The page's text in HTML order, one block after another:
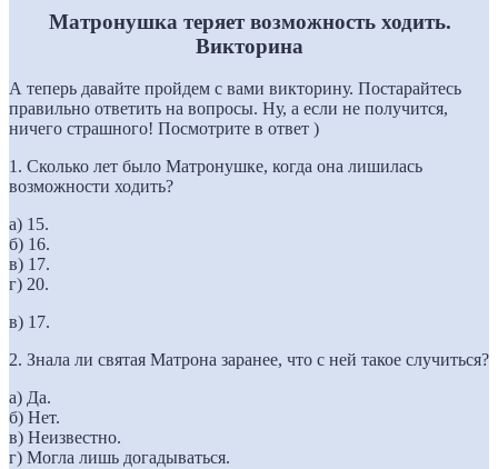
Матронушка теряет возможность ходить.
Викторина
А теперь давайте пройдем с вами викторину. Постарайтесь
правильно ответить на вопросы. Ну, а если не получится,
ничего страшного! Посмотрите в ответ )
1. Сколько лет было Матронушке, когда она лишилась
возможности ходить?
а) 15.
б) 16.
в) 17.
г) 20.
в) 17.
2. Знала ли святая Матрона заранее, что с ней такое случиться?
а) Да.
б) Нет.
в) Неизвестно.
г) Могла лишь догадываться.